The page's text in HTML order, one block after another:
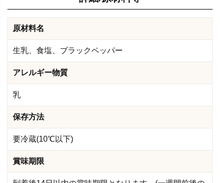
原材料名
生乳、食塩、ブラックペッパー
アレルギー物質
乳
保存方法
要冷蔵(10℃以下)
賞味期限